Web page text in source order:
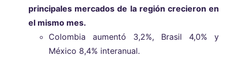
principales mercados de la región crecieron en
el mismo mes.
Colombia aumentó 3,2%, Brasil 4,0% y
México 8,4% interanual.